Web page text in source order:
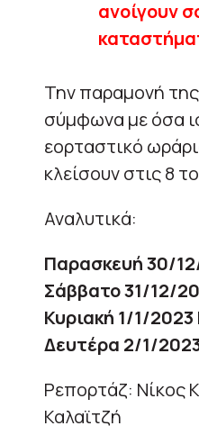
ανοίγουν
Την παραμονή
σύμφωνα με όσα
εορταστικό
κλείσουν στις 8
Αναλυτικά:
Παρασκευή 30/
Σάββατο 31/12/
Κυριακή 1/1/
Δευτέρα 2/1/
Ρεπορτάζ: Νίκος
Καλαϊτζή